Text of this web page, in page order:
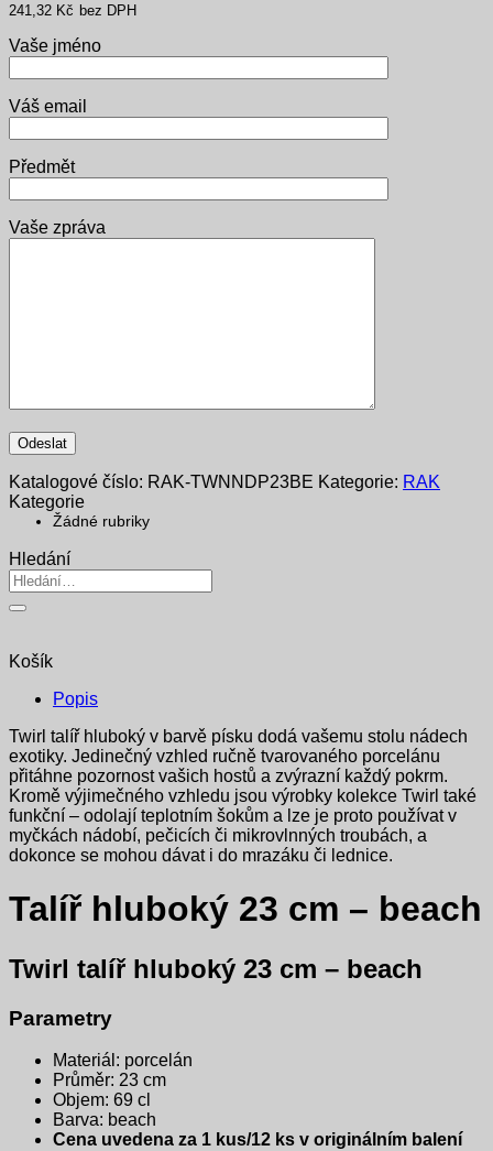
241,32 Kč bez DPH
Vaše jméno
Váš email
Předmět
Vaše zpráva
Katalogové číslo: RAK-TWNNDP23BE Kategorie: RAK
Kategorie
Žádné rubriky
Hledání
Hledat:
Košík
Popis
Twirl talíř hluboký v barvě písku dodá vašemu stolu nádech
exotiky. Jedinečný vzhled ručně tvarovaného porcelánu
přitáhne pozornost vašich hostů a zvýrazní každý pokrm.
Kromě výjimečného vzhledu jsou výrobky kolekce Twirl také
funkční – odolají teplotním šokům a lze je proto používat v
myčkách nádobí, pečicích či mikrovlnných troubách, a
dokonce se mohou dávat i do mrazáku či lednice.
Talíř hluboký 23 cm – beach
Twirl talíř hluboký 23 cm – beach
Parametry
Materiál: porcelán
Průměr: 23 cm
Objem: 69 cl
Barva: beach
Cena uvedena za 1 kus/12 ks v originálním balení